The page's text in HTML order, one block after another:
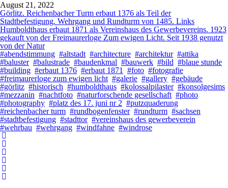
August 21, 2022
Görlitz. Reichenbacher Turm erbaut 1376 als Teil der
Stadtbefestigung. Wehrgang und Rundturm von 1485. Links
Humboldthaus erbaut 1871 als Vereinshaus des Gewerbevereins. 1923
gekauft von der Freimaurerloge Zum ewigen Licht. Seit 1938 genutzt
von der Natur
#abendstimmung #altstadt #architecture #architektur #attika
#baluster #balustrade #baudenkmal #bauwerk #bild #blaue stunde
#building #erbaut 1376 #erbaut 1871 #foto #fotografie
#freimaurerloge zum ewigen licht #galerie #gallery #gebäude
#görlitz #historisch #humboldthaus #kolossalpilaster #konsolgesims
#mezzanin #nachtfoto #naturforschende gesellschaft #photo
#photography #platz des 17. juni nr 2 #putzquaderung
#reichenbacher turm #rundbogenfenster #rundturm #sachsen
#stadtbefestigung #stadttor #vereinshaus des gewerbeverein
#wehrbau #wehrgang #windfahne #windrose